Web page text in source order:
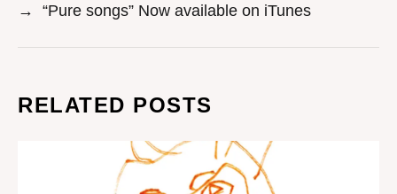
→
“Pure songs” Now available on iTunes
RELATED POSTS